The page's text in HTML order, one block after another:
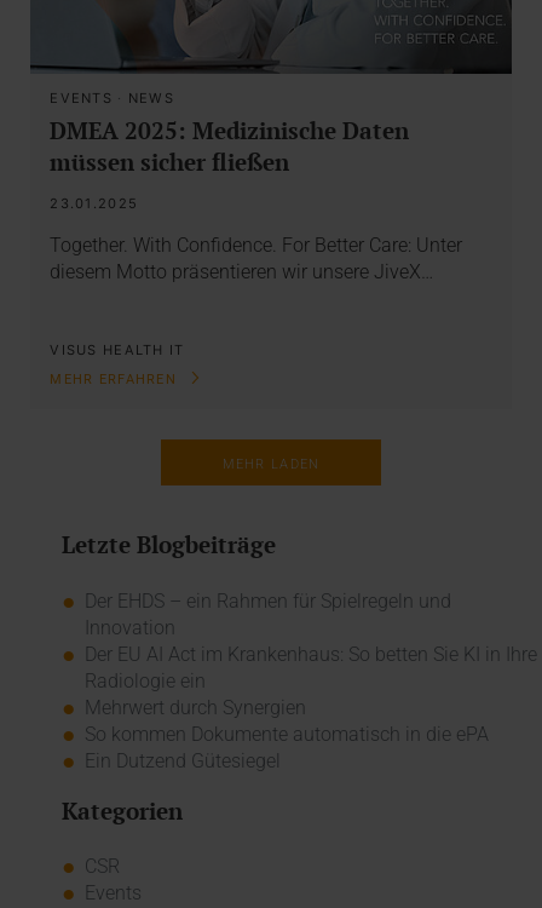
EVENTS · NEWS
DMEA 2025: Medizinische Daten
müssen sicher fließen
23.01.2025
Together. With Confidence. For Better Care: Unter
diesem Motto präsentieren wir unsere JiveX…
VISUS HEALTH IT
MEHR ERFAHREN
MEHR LADEN
Letzte Blogbeiträge
Der EHDS – ein Rahmen für Spielregeln und
Innovation
Der EU AI Act im Krankenhaus: So betten Sie KI in Ihre
Radiologie ein
Mehrwert durch Synergien
So kommen Dokumente automatisch in die ePA
Ein Dutzend Gütesiegel
Kategorien
CSR
Events